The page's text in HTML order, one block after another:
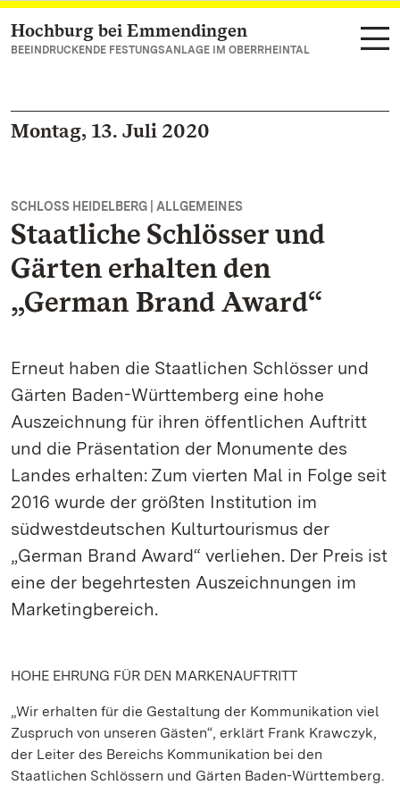
Zum Hauptinhalt springen
Hochburg bei Emmendingen
BEEINDRUCKENDE FESTUNGSANLAGE IM OBERRHEINTAL
Montag, 13. Juli 2020
SCHLOSS HEIDELBERG | ALLGEMEINES
Staatliche Schlösser und
Gärten erhalten den
„German Brand Award“
Erneut haben die Staatlichen Schlösser und
Gärten Baden-Württemberg eine hohe
Auszeichnung für ihren öffentlichen Auftritt
und die Präsentation der Monumente des
Landes erhalten: Zum vierten Mal in Folge seit
2016 wurde der größten Institution im
südwestdeutschen Kulturtourismus der
„German Brand Award“ verliehen. Der Preis ist
eine der begehrtesten Auszeichnungen im
Marketingbereich.
HOHE EHRUNG FÜR DEN MARKENAUFTRITT
„Wir erhalten für die Gestaltung der Kommunikation viel
Zuspruch von unseren Gästen“, erklärt Frank Krawczyk,
der Leiter des Bereichs Kommunikation bei den
Staatlichen Schlössern und Gärten Baden-Württemberg.